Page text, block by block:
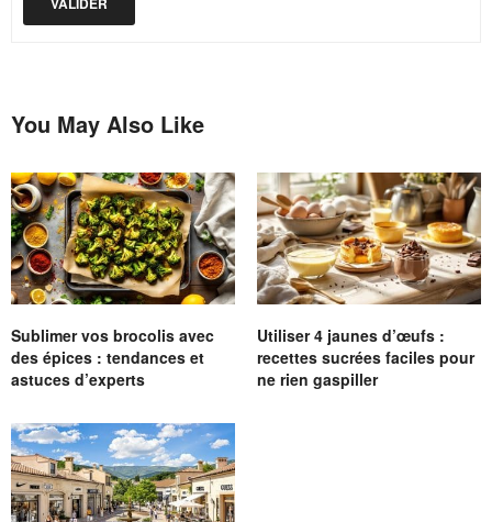
You May Also Like
Sublimer vos brocolis avec
des épices : tendances et
astuces d’experts
Utiliser 4 jaunes d’œufs :
recettes sucrées faciles pour
ne rien gaspiller